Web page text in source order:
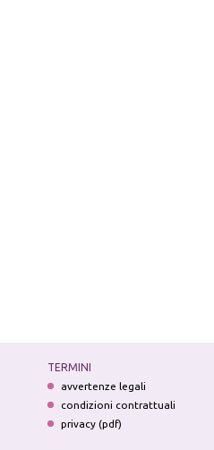
TERMINI
avvertenze legali
condizioni contrattuali
privacy (pdf)